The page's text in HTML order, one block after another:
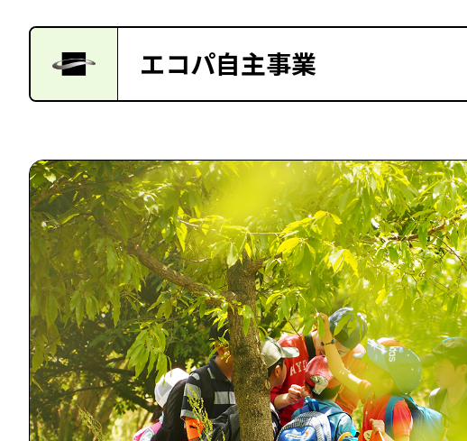
エコパ自主事業